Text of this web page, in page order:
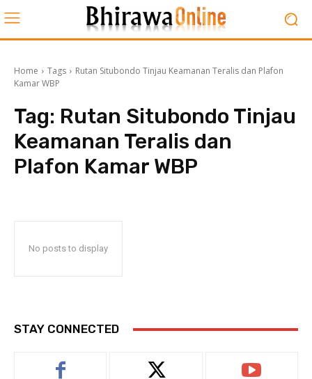
Home Tags
Rutan Situbondo Tinjau Keamanan Teralis dan Plafon
Kamar WBP
Tag: Rutan Situbondo Tinjau
Keamanan Teralis dan
Plafon Kamar WBP
No posts to display
STAY CONNECTED